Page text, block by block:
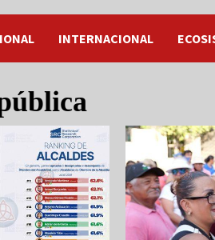
INTERNACIONAL